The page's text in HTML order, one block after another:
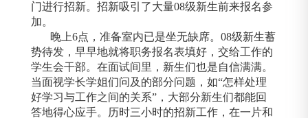
门进行招新。招新吸引了大量08级新生前来报名参
加。
晚上6点，准备室内已是坐无缺席。 08级新生蓄
势待发，早早地就将职务报名表填好，交给工作的
学生会干部。在面试间里，新生们也是自信满满。
当面视学长学姐们问及的部分问题，如“怎样处理
好学习与工作之间的关系”，大部分新生们都能回
答地得心应手。历时三小时的招新工作，在一片和